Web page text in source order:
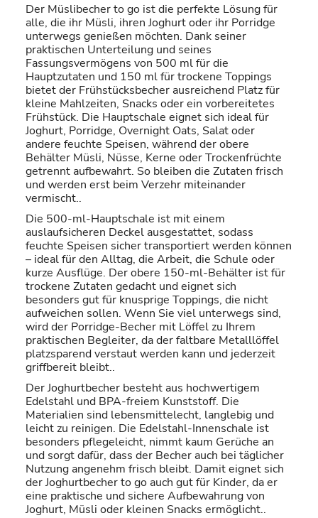
Der Müslibecher to go ist die perfekte Lösung für
alle, die ihr Müsli, ihren Joghurt oder ihr Porridge
unterwegs genießen möchten. Dank seiner
praktischen Unterteilung und seines
Fassungsvermögens von 500 ml für die
Hauptzutaten und 150 ml für trockene Toppings
bietet der Frühstücksbecher ausreichend Platz für
kleine Mahlzeiten, Snacks oder ein vorbereitetes
Frühstück. Die Hauptschale eignet sich ideal für
Joghurt, Porridge, Overnight Oats, Salat oder
andere feuchte Speisen, während der obere
Behälter Müsli, Nüsse, Kerne oder Trockenfrüchte
getrennt aufbewahrt. So bleiben die Zutaten frisch
und werden erst beim Verzehr miteinander
vermischt..
Die 500-ml-Hauptschale ist mit einem
auslaufsicheren Deckel ausgestattet, sodass
feuchte Speisen sicher transportiert werden können
– ideal für den Alltag, die Arbeit, die Schule oder
kurze Ausflüge. Der obere 150-ml-Behälter ist für
trockene Zutaten gedacht und eignet sich
besonders gut für knusprige Toppings, die nicht
aufweichen sollen. Wenn Sie viel unterwegs sind,
wird der Porridge-Becher mit Löffel zu Ihrem
praktischen Begleiter, da der faltbare Metalllöffel
platzsparend verstaut werden kann und jederzeit
griffbereit bleibt..
Der Joghurtbecher besteht aus hochwertigem
Edelstahl und BPA-freiem Kunststoff. Die
Materialien sind lebensmittelecht, langlebig und
leicht zu reinigen. Die Edelstahl-Innenschale ist
besonders pflegeleicht, nimmt kaum Gerüche an
und sorgt dafür, dass der Becher auch bei täglicher
Nutzung angenehm frisch bleibt. Damit eignet sich
der Joghurtbecher to go auch gut für Kinder, da er
eine praktische und sichere Aufbewahrung von
Joghurt, Müsli oder kleinen Snacks ermöglicht..